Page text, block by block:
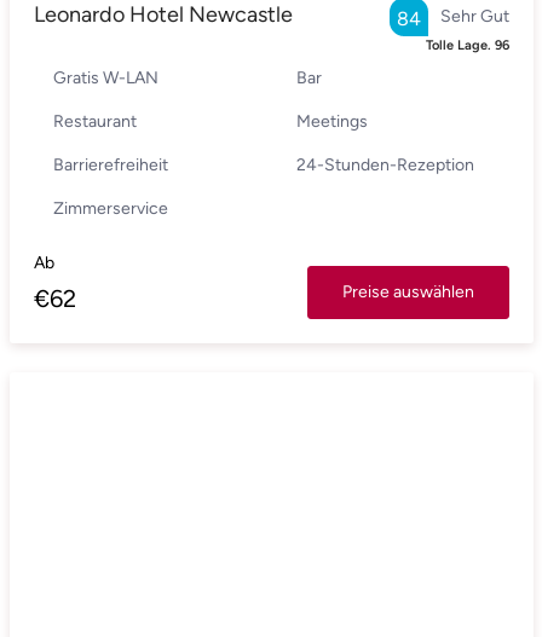
Leonardo Hotel Newcastle Sehr Gut
84
Tolle Lage. 96
Gratis W-LAN Bar
Restaurant Meetings
Barrierefreiheit 24-Stunden-Rezeption
Zimmerservice
Ab
€62 Preise auswählen